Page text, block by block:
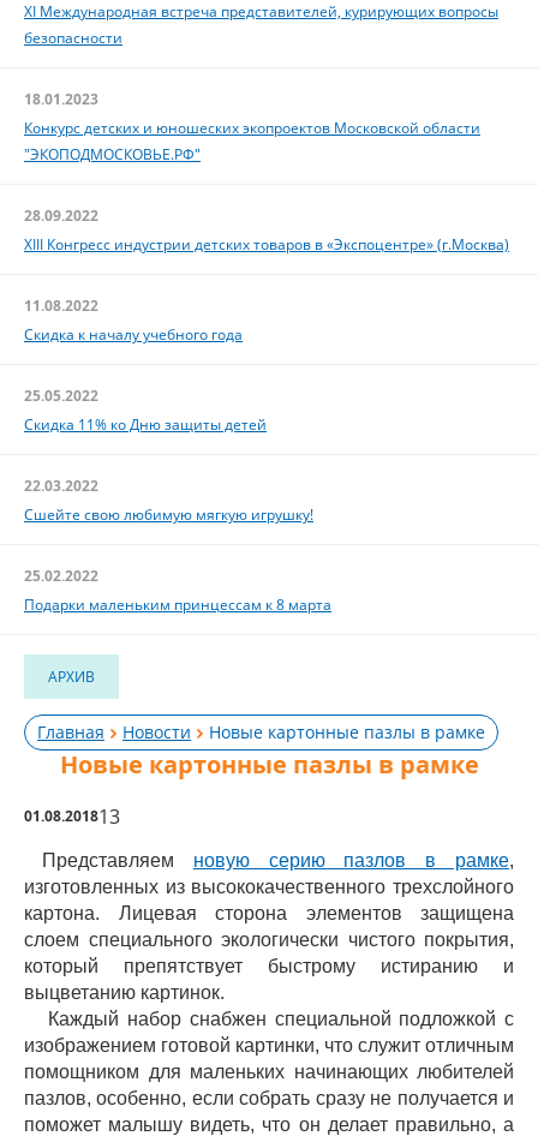
XI Международная встреча представителей, курирующих вопросы
безопасности
18.01.2023
Конкурс детских и юношеских экопроектов Московской области
"ЭКОПОДМОСКОВЬЕ.РФ"
28.09.2022
XIII Конгресс индустрии детских товаров в «Экспоцентре» (г.Москва)
11.08.2022
Скидка к началу учебного года
25.05.2022
Скидка 11% ко Дню защиты детей
22.03.2022
Сшейте свою любимую мягкую игрушку!
25.02.2022
Подарки маленьким принцессам к 8 марта
АРХИВ
Главная Новости Новые картонные пазлы в рамке
Новые картонные пазлы в рамке
01.08.201813
Представляем новую серию пазлов в рамке,
изготовленных из высококачественного трехслойного
картона. Лицевая сторона элементов защищена
слоем специального экологически чистого покрытия,
который препятствует быстрому истиранию и
выцветанию картинок.
Каждый набор снабжен специальной подложкой с
изображением готовой картинки, что служит отличным
помощником для маленьких начинающих любителей
пазлов, особенно, если собрать сразу не получается и
поможет малышу видеть, что он делает правильно, а